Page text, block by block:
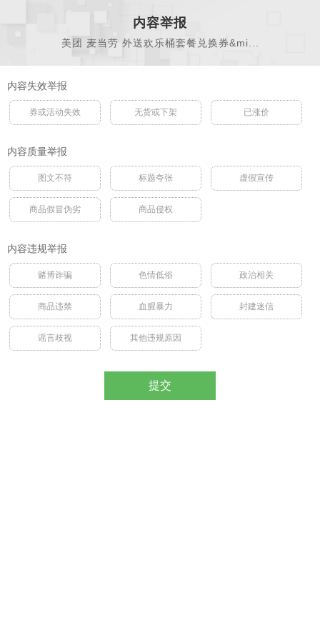
内容举报
美团 麦当劳 外送欢乐桶套餐兑换券&mi...
内容失效举报
券或活动失效 无货或下架 已涨价
内容质量举报
图文不符 标题夸张 虚假宣传
商品假冒伪劣 商品侵权
内容违规举报
赌博诈骗 色情低俗 政治相关
商品违禁 血腥暴力 封建迷信
谣言歧视 其他违规原因
提交